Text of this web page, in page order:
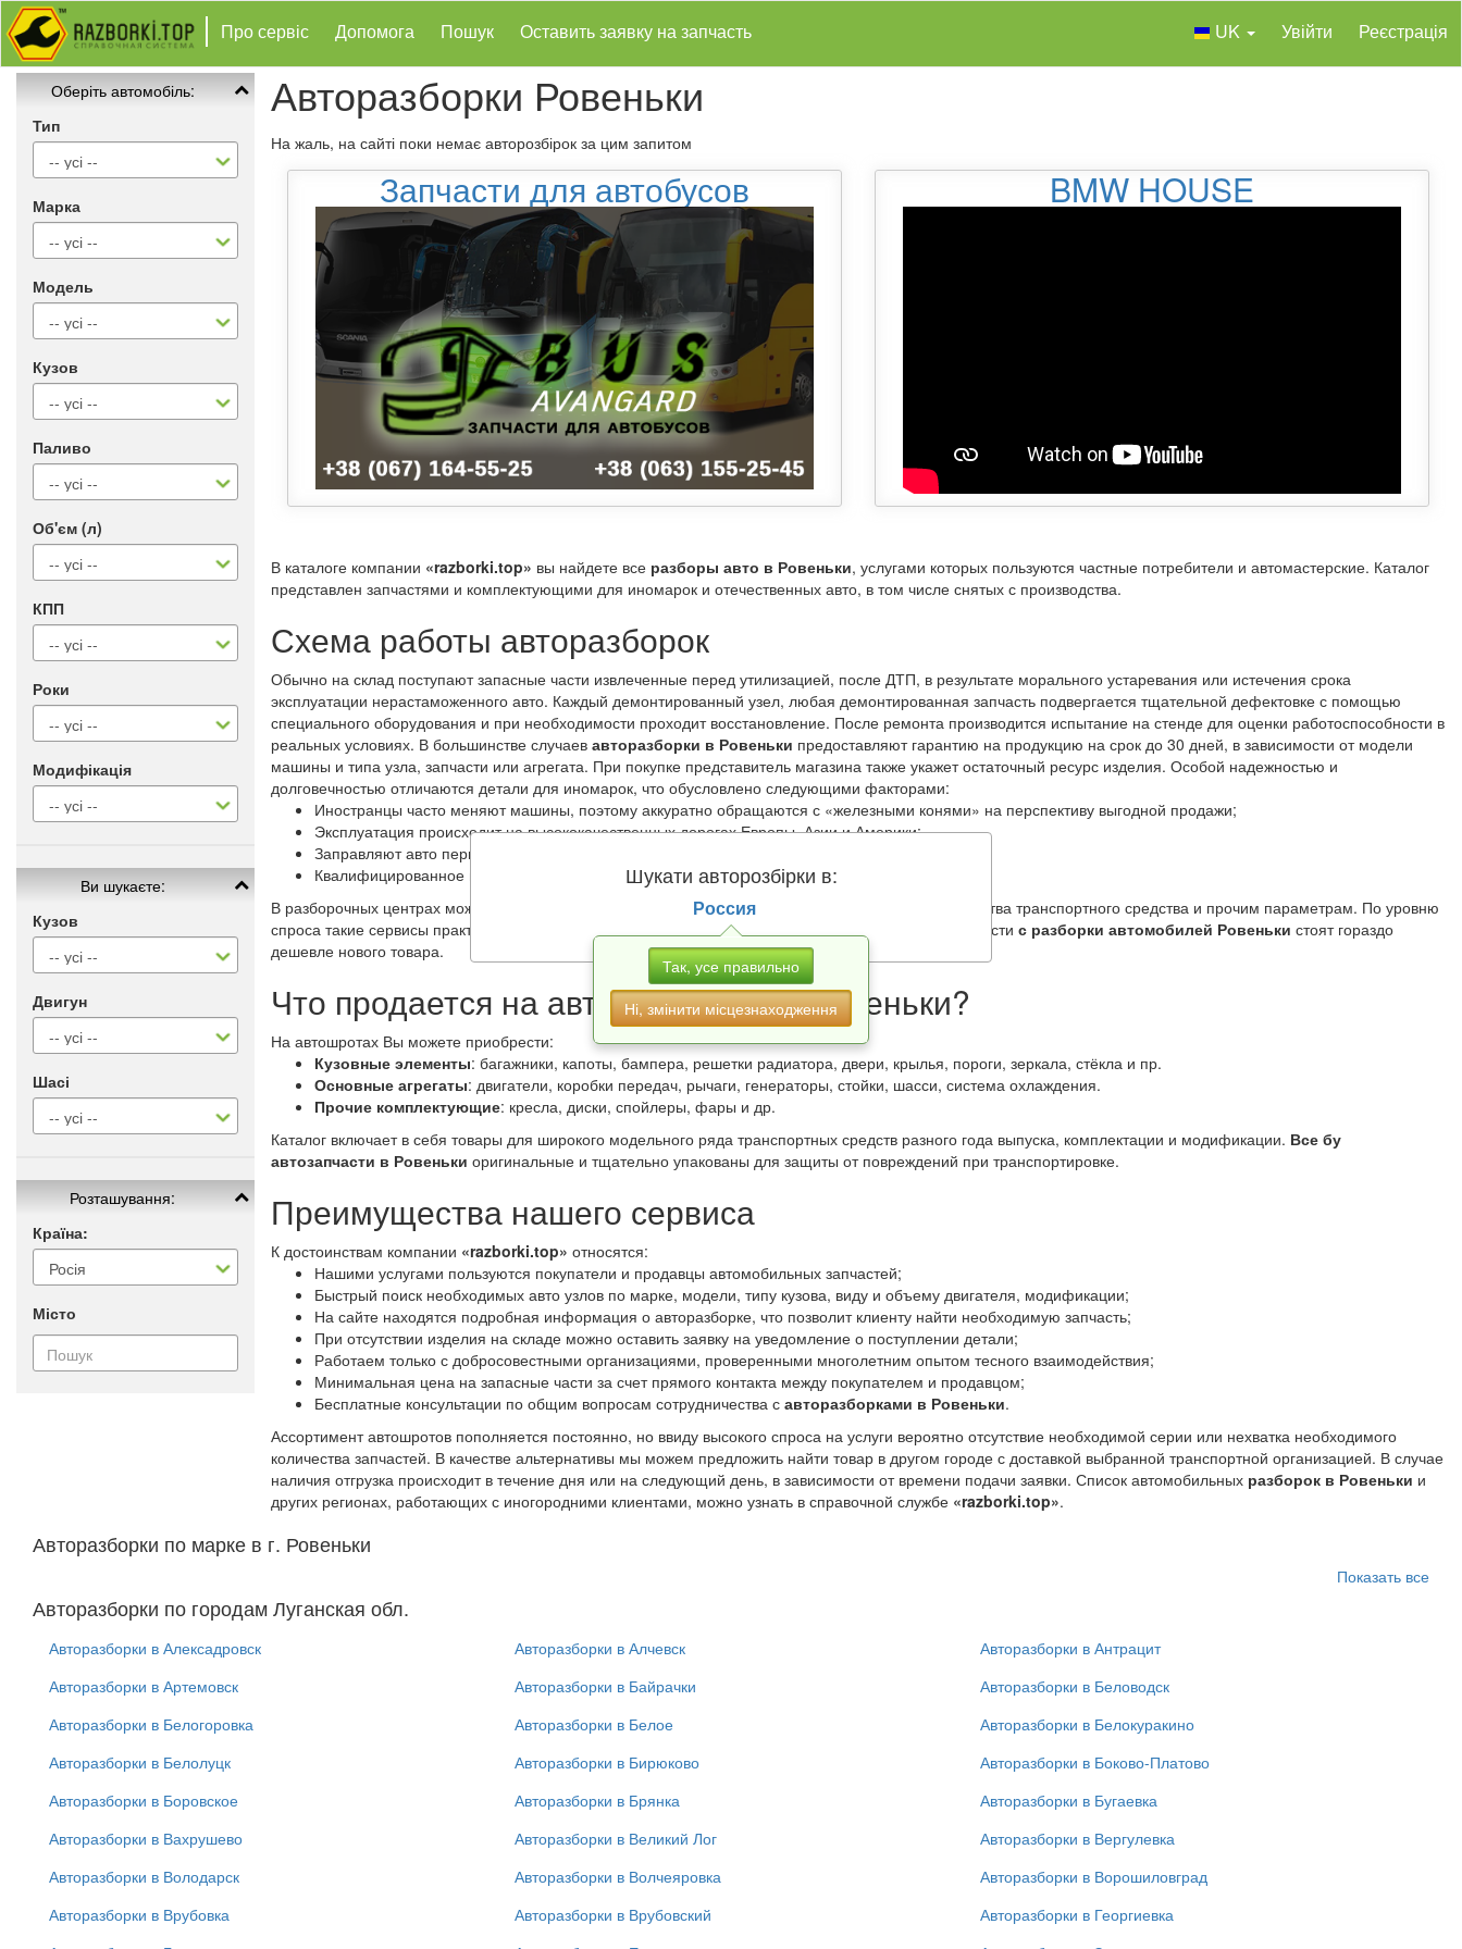
Про сервіс Допомога Пошук Оставить заявку на запчасть UK Увійти Реєстрація
Шукати авторозбірки в:
Россия
Так, усе правильно
Ні, змінити місцезнаходження
Оберіть автомобіль:
Тип
Марка
Модель
Кузов
Паливо
Об'єм (л)
КПП
Роки
Модифікація
Ви шукаєте:
Кузов
Двигун
Шасі
Розташування:
Країна:
Місто
Авторазборки Ровеньки
На жаль, на сайті поки немає авторозбірок за цим запитом
Запчасти для автобусов BMW HOUSE
В каталоге компании «razborki.top» вы найдете все разборы авто в Ровеньки, услугами которых пользуются частные потребители и автомастерские. Каталог
представлен запчастями и комплектующими для иномарок и отечественных авто, в том числе снятых с производства.
Схема работы авторазборок
Обычно на склад поступают запасные части извлеченные перед утилизацией, после ДТП, в результате морального устаревания или истечения срока
эксплуатации нерастаможенного авто. Каждый демонтированный узел, любая демонтированная запчасть подвергается тщательной дефектовке с помощью
специального оборудования и при необходимости проходит восстановление. После ремонта производится испытание на стенде для оценки работоспособности в
реальных условиях. В большинстве случаев авторазборки в Ровеньки предоставляют гарантию на продукцию на срок до 30 дней, в зависимости от модели
машины и типа узла, запчасти или агрегата. При покупке представитель магазина также укажет остаточный ресурс изделия. Особой надежностью и
долговечностью отличаются детали для иномарок, что обусловлено следующими факторами:
Иностранцы часто меняют машины, поэтому аккуратно обращаются с «железными конями» на перспективу выгодной продажи;
Эксплуатация происходит на высококачественных дорогах Европы, Азии и Америки;
Заправляют авто первосортным топливом;
Квалифицированное и своевременное техобслуживание.
В разборочных центрах можно выбрать запасные части по модели, году выпуска, стране производства транспортного средства и прочим параметрам. По уровню
спроса такие сервисы практически не уступают привычным для нас автомагазинам. При этом запчасти с разборки автомобилей Ровеньки стоят гораздо
дешевле нового товара.
Что продается на авторазборках в Ровеньки?
На автошротах Вы можете приобрести:
Кузовные элементы: багажники, капоты, бампера, решетки радиатора, двери, крылья, пороги, зеркала, стёкла и пр.
Основные агрегаты: двигатели, коробки передач, рычаги, генераторы, стойки, шасси, система охлаждения.
Прочие комплектующие: кресла, диски, спойлеры, фары и др.
Каталог включает в себя товары для широкого модельного ряда транспортных средств разного года выпуска, комплектации и модификации. Все бу
автозапчасти в Ровеньки оригинальные и тщательно упакованы для защиты от повреждений при транспортировке.
Преимущества нашего сервиса
К достоинствам компании «razborki.top» относятся:
Нашими услугами пользуются покупатели и продавцы автомобильных запчастей;
Быстрый поиск необходимых авто узлов по марке, модели, типу кузова, виду и объему двигателя, модификации;
На сайте находятся подробная информация о авторазборке, что позволит клиенту найти необходимую запчасть;
При отсутствии изделия на складе можно оставить заявку на уведомление о поступлении детали;
Работаем только с добросовестными организациями, проверенными многолетним опытом тесного взаимодействия;
Минимальная цена на запасные части за счет прямого контакта между покупателем и продавцом;
Бесплатные консультации по общим вопросам сотрудничества с авторазборками в Ровеньки.
Ассортимент автошротов пополняется постоянно, но ввиду высокого спроса на услуги вероятно отсутствие необходимой серии или нехватка необходимого
количества запчастей. В качестве альтернативы мы можем предложить найти товар в другом городе с доставкой выбранной транспортной организацией. В случае
наличия отгрузка происходит в течение дня или на следующий день, в зависимости от времени подачи заявки. Список автомобильных разборок в Ровеньки и
других регионах, работающих с иногородними клиентами, можно узнать в справочной службе «razborki.top».
Авторазборки по марке в г. Ровеньки
Показать все
Авторазборки по городам Луганская обл.
Авторазборки в Алексадровск Авторазборки в Алчевск
Авторазборки в Антрацит
Авторазборки в Артемовск
Авторазборки в Байрачки
Авторазборки в Беловодск
Авторазборки в Белогоровка
Авторазборки в Белое
Авторазборки в Белокуракино
Авторазборки в Белолуцк
Авторазборки в Бирюково
Авторазборки в Боково-Платово
Авторазборки в Боровское
Авторазборки в Брянка
Авторазборки в Бугаевка
Авторазборки в Вахрушево
Авторазборки в Великий Лог
Авторазборки в Вергулевка
Авторазборки в Володарск
Авторазборки в Волчеяровка
Авторазборки в Ворошиловград
Авторазборки в Врубовка
Авторазборки в Врубовский
Авторазборки в Георгиевка